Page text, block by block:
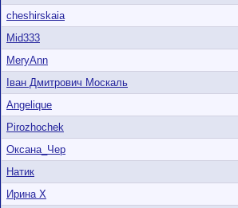
cheshirskaia
Mid333
MeryAnn
Іван Дмитрович Москаль
Angelique
Pirozhochek
Оксана_Чер
Натик
Ирина X